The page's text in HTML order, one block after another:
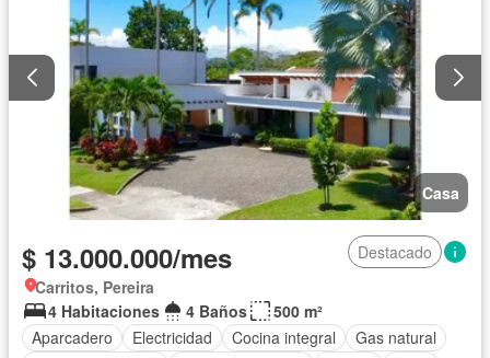
Casa
$ 13.000.000/mes
Destacado
Carritos, Pereira
4 Habitaciones
4 Baños
500 m²
Aparcadero
Electricidad Cocina integral
Gas natural